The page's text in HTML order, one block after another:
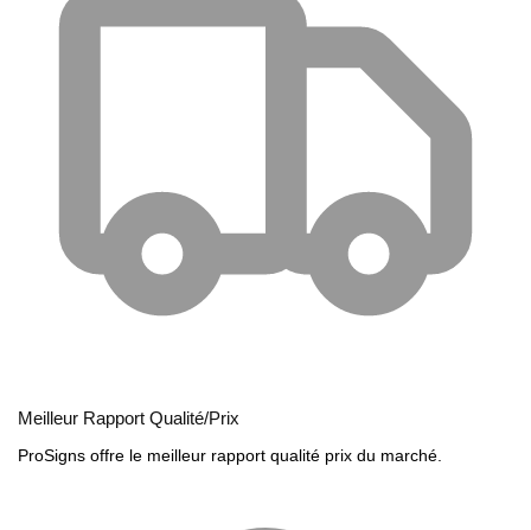
Meilleur Rapport Qualité/Prix
ProSigns offre le meilleur rapport qualité prix du marché.